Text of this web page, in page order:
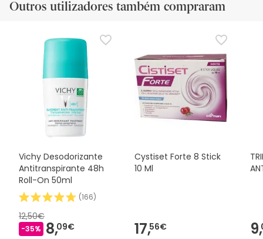
Outros utilizadores também compraram
Vichy Desodorizante
Antitranspirante 48h
Roll-On 50ml
(166)
12,50€
-35% 8,09€
Cystiset Forte 8 Stick
10 Ml
17,56€ 9,